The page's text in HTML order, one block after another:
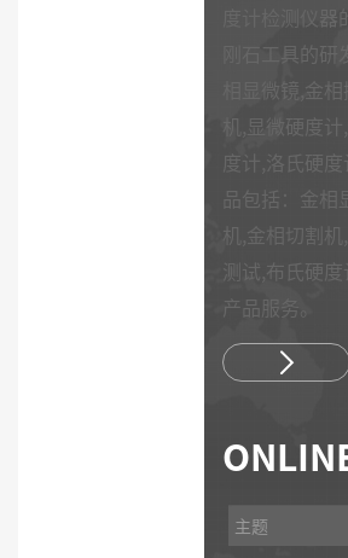
度计检测仪
刚石工具的
相显微镜,金
机,显微硬度
度计,洛氏硬
品包括：金相
机,金相切割
测试,布氏硬
产品服务。